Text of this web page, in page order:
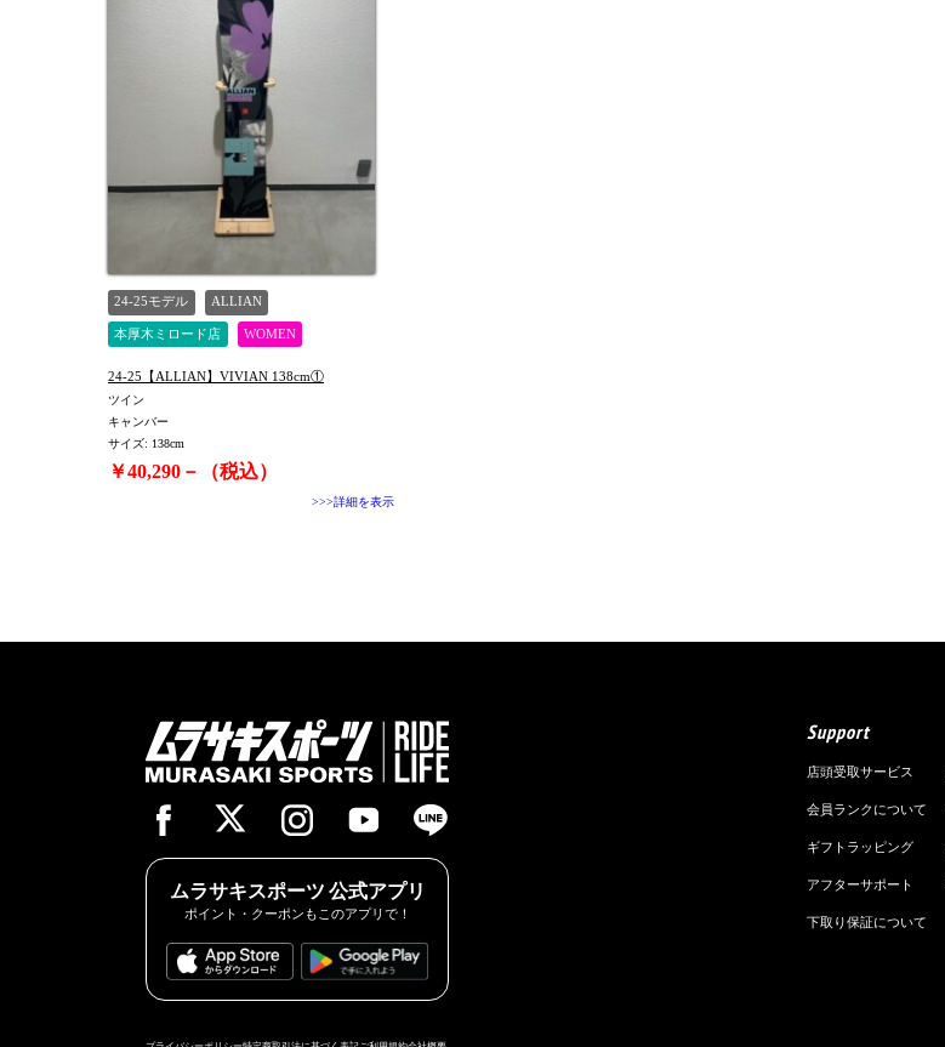
24-25モデル ALLIAN
本厚木ミロード店 WOMEN
24-25【ALLIAN】VIVIAN 138cm①
ツイン
キャンバー
サイズ: 138cm
￥40,290－（税込）
>>>詳細を表示
ムラサキスポーツ 公式アプリ
ポイント・クーポンもこのアプリで！
Support
店頭受取サービス
会員ランクについて
ギフトラッピング
アフターサポート
下取り保証について